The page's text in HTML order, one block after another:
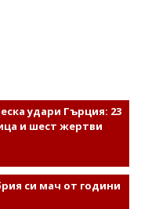
удари Гърция: 23
и шест жертви
си мач от години